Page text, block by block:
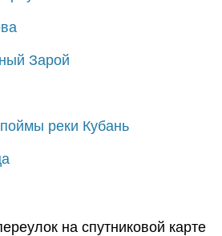
Зарой
реки Кубань
на спутниковой карте